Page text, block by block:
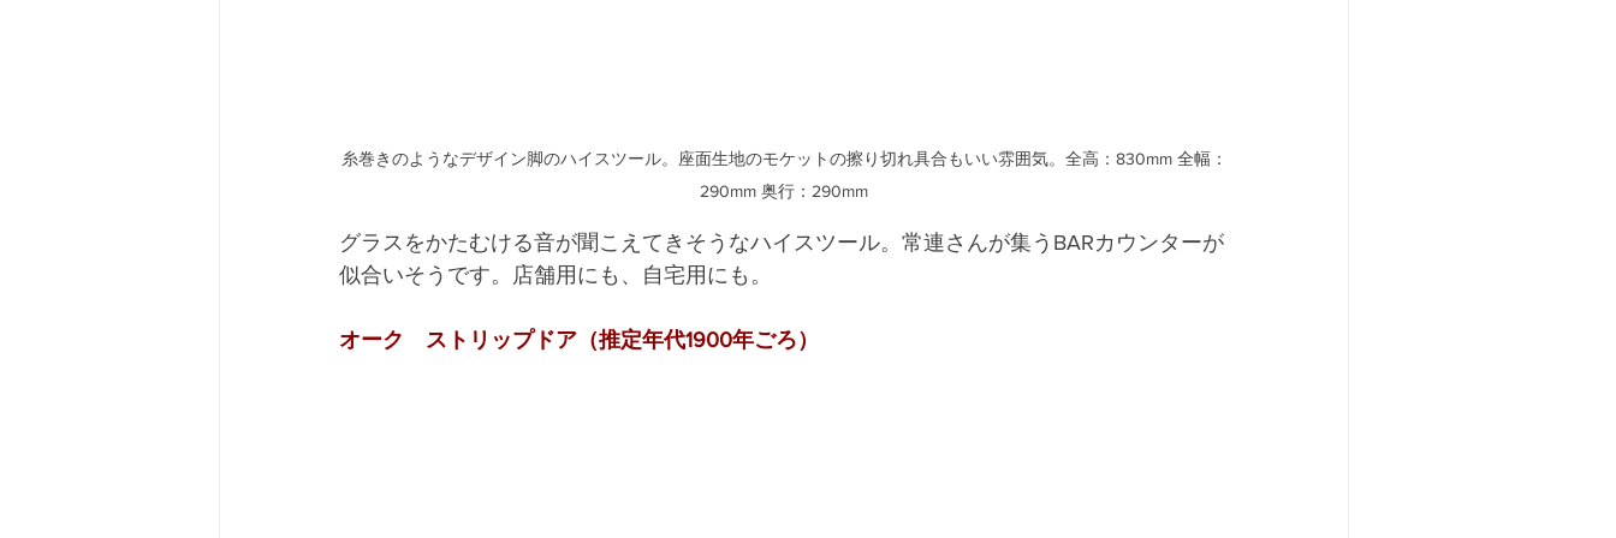
糸巻きのようなデザイン脚のハイスツール。座面生地のモケットの擦り切れ具合もいい雰囲気。全高：830mm 全幅：
290mm 奥行：290mm
グラスをかたむける音が聞こえてきそうなハイスツール。常連さんが集うBARカウンターが
似合いそうです。店舗用にも、自宅用にも。
オーク　ストリップドア（推定年代1900年ごろ）